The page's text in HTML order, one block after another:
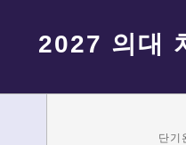
2027 의대
단기